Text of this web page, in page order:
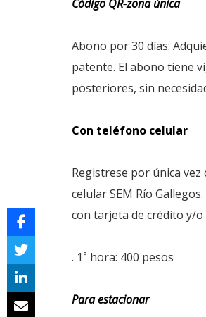
Código QR-zona única
Abono por 30 días:
patente. El abono tiene
posteriores, sin
Con teléfono celular
Registrese por única
celular SEM Río
con tarjeta de crédito y/o
. 1ª hora: 400 pesos
Para estacionar